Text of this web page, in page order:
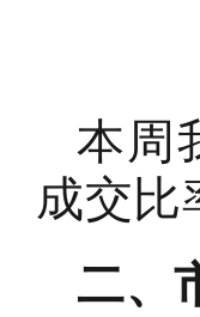
本周
成交
二、